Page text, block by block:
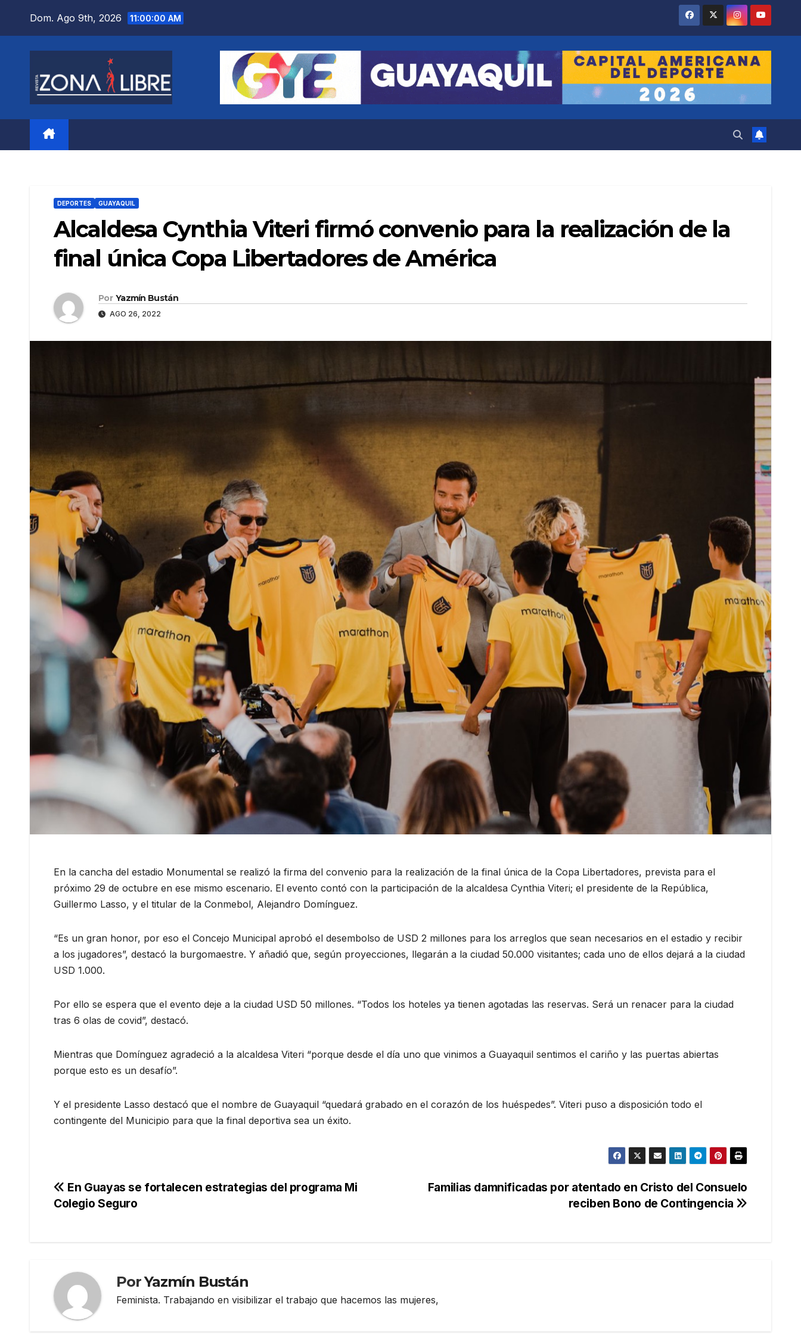
Dom. Ago 9th, 2026 11:00:02 AM
DEPORTES GUAYAQUIL
Alcaldesa Cynthia Viteri firmó convenio para la realización de la
final única Copa Libertadores de América
Por Yazmín Bustán
AGO 26, 2022
En la cancha del estadio Monumental se realizó la firma del convenio para la realización de la final única de la Copa Libertadores, prevista para el
próximo 29 de octubre en ese mismo escenario. El evento contó con la participación de la alcaldesa Cynthia Viteri; el presidente de la República,
Guillermo Lasso, y el titular de la Conmebol, Alejandro Domínguez.
“Es un gran honor, por eso el Concejo Municipal aprobó el desembolso de USD 2 millones para los arreglos que sean necesarios en el estadio y recibir
a los jugadores”, destacó la burgomaestre. Y añadió que, según proyecciones, llegarán a la ciudad 50.000 visitantes; cada uno de ellos dejará a la ciudad
USD 1.000.
Por ello se espera que el evento deje a la ciudad USD 50 millones. “Todos los hoteles ya tienen agotadas las reservas. Será un renacer para la ciudad
tras 6 olas de covid”, destacó.
Mientras que Domínguez agradeció a la alcaldesa Viteri “porque desde el día uno que vinimos a Guayaquil sentimos el cariño y las puertas abiertas
porque esto es un desafío”.
Y el presidente Lasso destacó que el nombre de Guayaquil “quedará grabado en el corazón de los huéspedes”. Viteri puso a disposición todo el
contingente del Municipio para que la final deportiva sea un éxito.
Navegación
Familias damnificadas por atentado en Cristo del Consuelo
reciben Bono de Contingencia
En Guayas se fortalecen estrategias del programa Mi
Colegio Seguro
PorYazmín Bustán
Feminista. Trabajando en visibilizar el trabajo que hacemos las mujeres,